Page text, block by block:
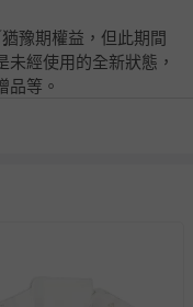
豫期權益，但此期間
經使用的全新狀態，
品等。
』中查詢該筆訂單，